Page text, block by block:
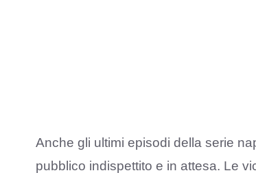
Anche gli ultimi episodi della serie
pubblico indispettito e in attesa. Le